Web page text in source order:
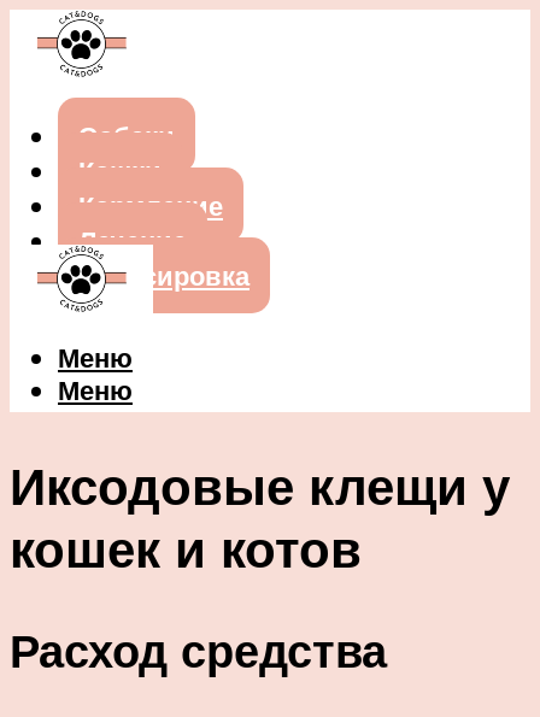
Собаки
Кошки
Кормление
Лечение
Дрессировка
Меню
Меню
Иксодовые клещи у
кошек и котов
Расход средства